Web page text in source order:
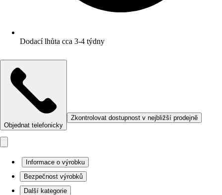
Dodací lhůta cca 3-4 týdny
Objednat telefonicky
Zkontrolovat dostupnost v nejbližší prodejně
Informace o výrobku
Bezpečnost výrobků
Další kategorie